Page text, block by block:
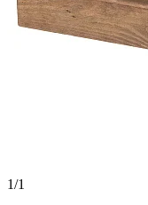
1/1